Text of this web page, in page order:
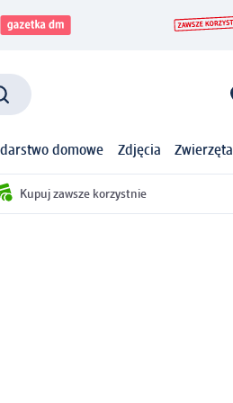
domowe Zdjęcia Zwierzęta
Kupuj zawsze korzystnie